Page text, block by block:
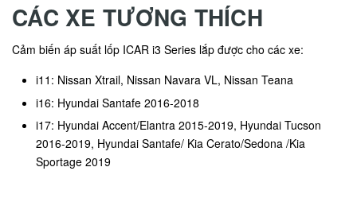
CÁC XE TƯƠNG THÍCH
Cảm biến áp suất lốp ICAR i3 Series lắp được cho các xe:
i11: Nissan Xtrail, Nissan Navara VL, Nissan Teana
i16: Hyundai Santafe 2016-2018
i17: Hyundai Accent/Elantra 2015-2019, Hyundai Tucson
2016-2019, Hyundai Santafe/ Kia Cerato/Sedona /Kia
Sportage 2019